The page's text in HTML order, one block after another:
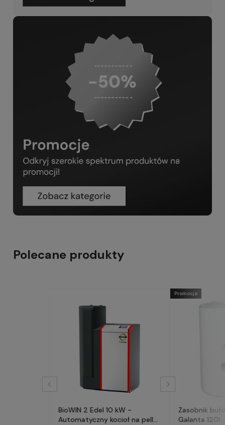
Polecane produkty
BioWIN 2 Edel 10 kW -
Automatyczny kocioł na pellet
Zasobnik
Galanta 120l
Promocja